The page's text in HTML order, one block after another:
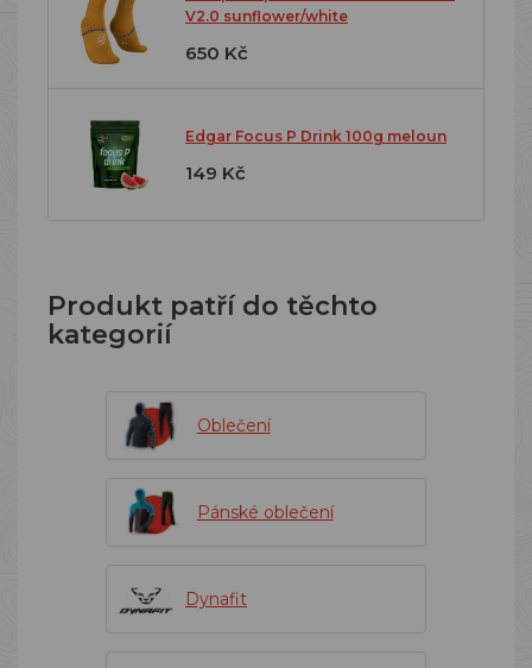
V2.0 sunflower/white
650 Kč
Edgar Focus P Drink 100g meloun
149 Kč
Produkt patří do těchto
kategorií
Oblečení
Pánské oblečení
Dynafit